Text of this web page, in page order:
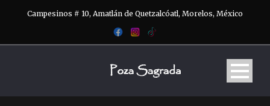
Campesinos # 10, Amatlán de Quetzalcóatl, Morelos, México